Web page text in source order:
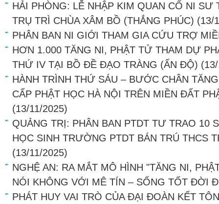
HẢI PHÒNG: LỄ NHẬP KIM QUAN CỐ NI SƯ
TRỤ TRÌ CHÙA XÂM BỒ (THẮNG PHÚC) (13/
PHÂN BAN NI GIỚI THAM GIA CỨU TRỢ
HƠN 1.000 TĂNG NI, PHẬT TỬ THAM DỰ
THỨ IV TẠI BỒ ĐỀ ĐẠO TRÀNG (ẤN ĐỘ)
HÀNH TRÌNH THỨ SÁU – BƯỚC CHÂN
CẤP PHẬT HỌC HÀ NỘI TRÊN MIỀN ĐẤT
(13/11/2025)
QUẢNG TRỊ: PHÂN BAN PTDT TƯ TRAO 10
HỌC SINH TRƯỜNG PTDT BÁN TRÚ THCS
(13/11/2025)
NGHỆ AN: RA MẮT MÔ HÌNH "TĂNG NI,
NÓI KHÔNG VỚI MÊ TÍN – SỐNG TỐT ĐỜI
PHÁT HUY VAI TRÒ CỦA ĐẠI ĐOÀN KẾT